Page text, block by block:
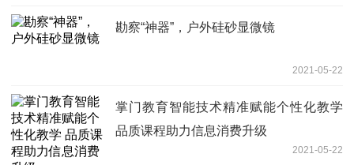
勘察“神器”，户外硅砂显微镜
2021-05-22
掌门教育智能技术精准赋能个性化教学
品质课程助力信息消费升级
2021-05-22